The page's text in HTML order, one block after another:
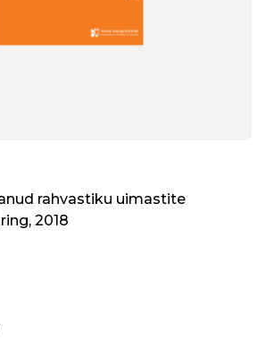
rahvastiku uimastite
2018